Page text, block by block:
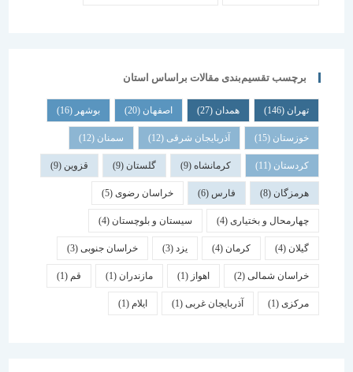
برچسب تقسیم‌بندی مقالات براساس استان
همدان اصفهان (20) بوشهر
خوزستان(15) آذربایجان شرقی(12) سمنان (12)
کردستان(11) کرمانشاه(9) گلستان (9) قزوین
هرمزگان(8) فارس خراسان رضوی(5)
چهارمحال و بختیاری (4) سیستان و بلوچستان(4)
کرمان یزد خراسان جنوبی(3)
خراسان شمالی(2) اهواز مازندران(1) قم
(1) آذربایجان غربی(1) ایلام